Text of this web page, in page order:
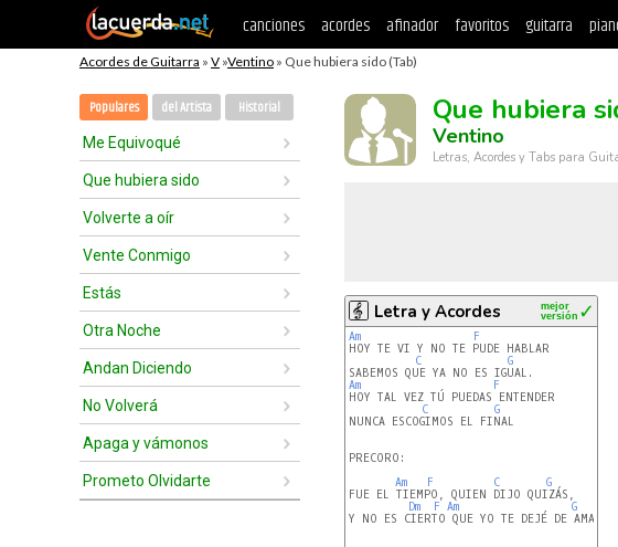
canciones acordes afinador favoritos guitarra
Acordes de Guitarra » V »Ventino » Que hubiera sido (Tab)
Populares del Artista Historial
Me Equivoqué
Que hubiera sido
Volverte a oír
Vente Conmigo
Estás
Otra Noche
Andan Diciendo
No Volverá
Apaga y vámonos
Prometo Olvidarte
Que hubiera
Ventino
Letras, Acordes y Tabs para
Letra y Acordes ✓
mejor
versión
Am
F
HOY TE VI Y NO TE PUDE HABLAR
C
G
Am
F
HOY TAL VEZ TÚ PUEDAS ENTENDER
C
G
NUNCA ESCOGIMOS EL FINAL
PRECORO:
Am
F C
G
FUE EL TIEMPO, QUIEN DIJO QUIZÁS,
Dm
F Am
G
Y NO ES CIERTO QUE YO TE DEJÉ DE AMAR